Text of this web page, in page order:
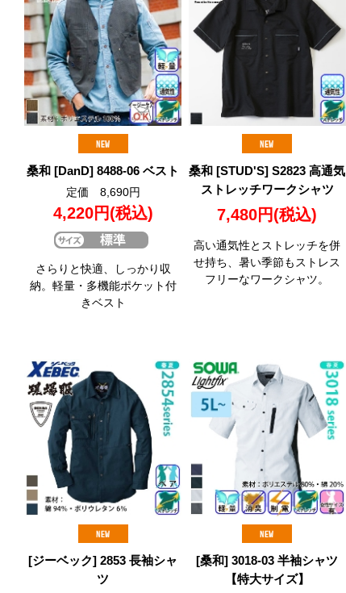
桑和 [DanD] 8488-06 ベスト
定価 8,690円
4,220円(税込)
さらりと快適、しっかり収
納。軽量・多機能ポケット付
きベスト
桑和 [STUD'S] S2823 高通気
ストレッチワークシャツ
7,480円(税込)
高い通気性とストレッチを併
せ持ち、暑い季節もストレス
フリーなワークシャツ。
[ジーベック] 2853 長袖シャ
ツ
[桑和] 3018-03 半袖シャツ
【特大サイズ】